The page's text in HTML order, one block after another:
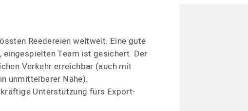
Reedereien weltweit. Eine gute
Team ist gesichert. Der
Verkehr erreichbar (auch mit
unmittelbarer Nähe).
Unterstützung fürs Export-